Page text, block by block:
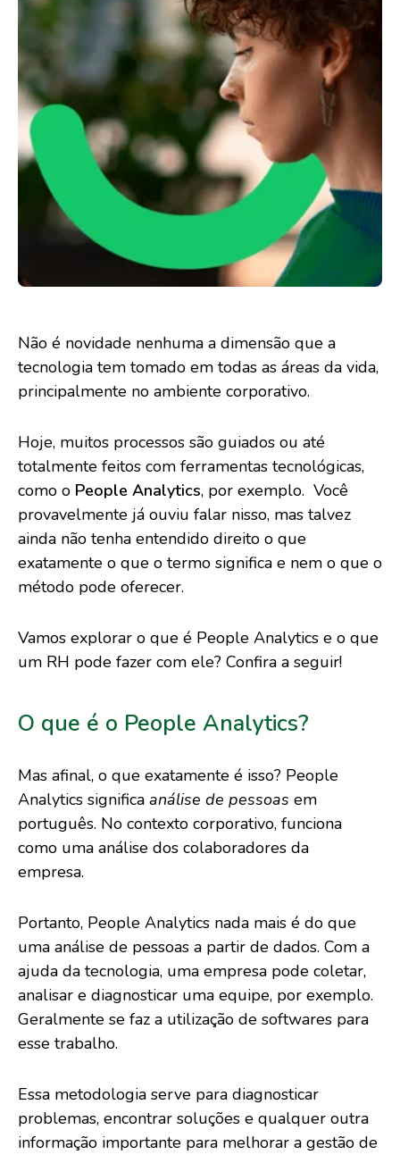
Não é novidade nenhuma a dimensão que a
tecnologia tem tomado em todas as áreas da vida,
principalmente no ambiente corporativo.
Hoje, muitos processos são guiados ou até
totalmente feitos com ferramentas tecnológicas,
como o People Analytics, por exemplo. Você
provavelmente já ouviu falar nisso, mas talvez
ainda não tenha entendido direito o que
exatamente o que o termo significa e nem o que o
método pode oferecer.
Vamos explorar o que é People Analytics e o que
um RH pode fazer com ele? Confira a seguir!
O que é o People Analytics?
Mas afinal, o que exatamente é isso? People
Analytics significa análise de pessoas em
português. No contexto corporativo, funciona
como uma análise dos colaboradores da
empresa.
Portanto, People Analytics nada mais é do que
uma análise de pessoas a partir de dados. Com a
ajuda da tecnologia, uma empresa pode coletar,
analisar e diagnosticar uma equipe, por exemplo.
Geralmente se faz a utilização de softwares para
esse trabalho.
Essa metodologia serve para diagnosticar
problemas, encontrar soluções e qualquer outra
informação importante para melhorar a gestão de